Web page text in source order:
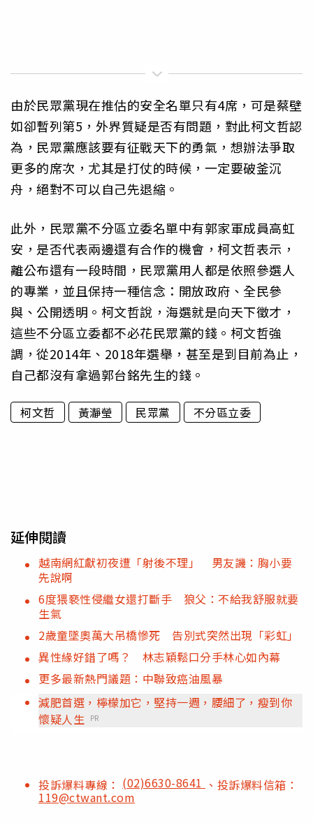
由於民眾黨現在推估的安全名單只有4席，可是蔡壁
如卻暫列第5，外界質疑是否有問題，對此柯文哲認
為，民眾黨應該要有征戰天下的勇氣，想辦法爭取
更多的席次，尤其是打仗的時候，一定要破釜沉
舟，絕對不可以自己先退縮。
此外，民眾黨不分區立委名單中有郭家軍成員高虹
安，是否代表兩邊還有合作的機會，柯文哲表示，
離公布還有一段時間，民眾黨用人都是依照參選人
的專業，並且保持一種信念：開放政府、全民參
與、公開透明。柯文哲說，海選就是向天下徵才，
這些不分區立委都不必花民眾黨的錢。柯文哲強
調，從2014年、2018年選舉，甚至是到目前為止，
自己都沒有拿過郭台銘先生的錢。
柯文哲 黃瀞瑩 民眾黨 不分區立委
延伸閱讀
越南網紅獻初夜遭「射後不理」 男友譏：胸小要
先說啊
6度猥褻性侵繼女還打斷手 狼父：不給我舒服就要
生氣
2歲童墜奧萬大吊橋慘死 告別式突然出現「彩虹」
異性緣好錯了嗎？ 林志穎鬆口分手林心如內幕
更多最新熱門議題：中聯致癌油風暴
減肥首選，檸檬加它，堅持一週，腰細了，瘦到你
懷疑人生
PR
投訴爆料專線： (02)6630-8641 、投訴爆料信箱：
119@ctwant.com